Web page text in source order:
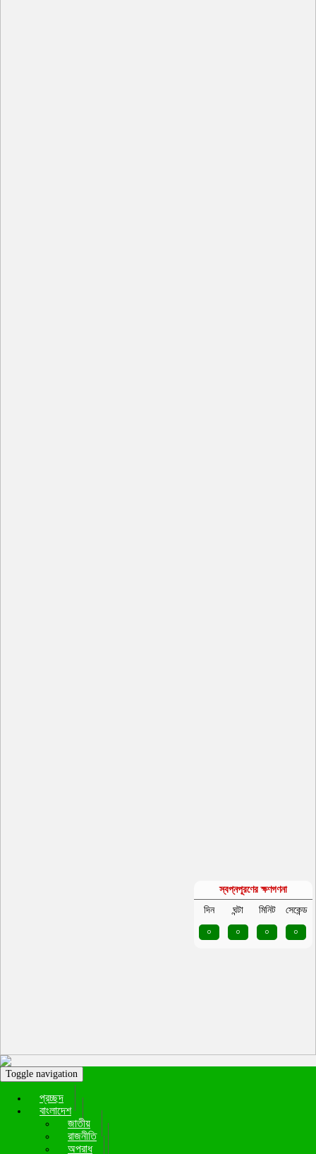
Toggle navigation
প্রচ্ছদ
বাংলাদেশ
জাতীয়
রাজনীতি
অপরাধ
স্বপ্নপূরণের ক্ষণগণনা
দিন
ঘন্টা মিনিট
সেকেন্ড
০
০ ০ ০